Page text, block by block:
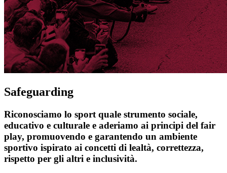
Safeguarding
Riconosciamo lo sport quale strumento sociale,
educativo e culturale e aderiamo ai principi del fair
play, promuovendo e garantendo un ambiente
sportivo ispirato ai concetti di lealtà, correttezza,
rispetto per gli altri e inclusività.